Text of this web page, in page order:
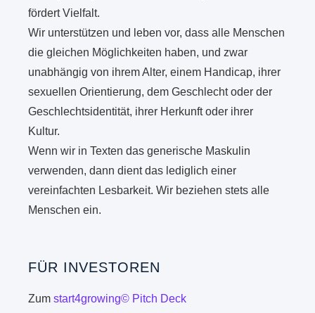
fördert Vielfalt.
Wir unterstützen und leben vor, dass alle Menschen
die gleichen Möglichkeiten haben, und zwar
unabhängig von ihrem Alter, einem Handicap, ihrer
sexuellen Orientierung, dem Geschlecht oder der
Geschlechtsidentität, ihrer Herkunft oder ihrer
Kultur.
Wenn wir in Texten das generische Maskulin
verwenden, dann dient das lediglich einer
vereinfachten Lesbarkeit. Wir beziehen stets alle
Menschen ein.
FÜR INVESTOREN
Zumstart4growing© Pitch Deck